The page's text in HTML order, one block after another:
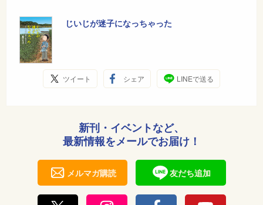
じいじが迷子になっちゃった
ツイート シェア LINEで送る
新刊・イベントなど、
最新情報をメールでお届け！
メルマガ購読 友だち追加